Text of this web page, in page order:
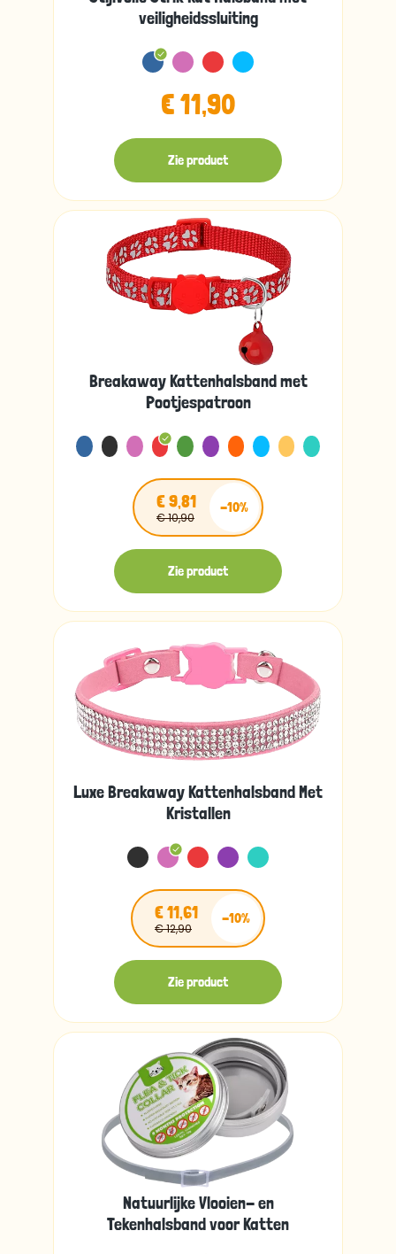
veiligheidssluiting
€ 11,90
Zie product
Breakaway Kattenhalsband met
Pootjespatroon
€ 9,81
€ 10,90
-10%
Zie product
Luxe Breakaway Kattenhalsband Met
Kristallen
€ 11,61
€ 12,90
-10%
Zie product
Natuurlijke Vlooien- en
Tekenhalsband voor Katten